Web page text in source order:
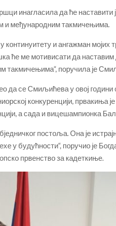
инагласила да ће
и међународним такмичењима.
континуитету и ангажман мојих
ће ме мотивисати да наставим
такмичењима“, поручила је
да се Смиљићева у овој години
конкуренцији, првакиња
а сада и вицешампионка
постоља. Она је
у будућности“, поручио је
првенство за кадеткиње.